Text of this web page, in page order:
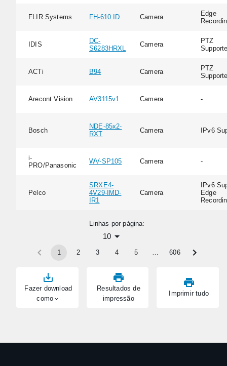
Fazer download
como
Resultados de
impressão
Imprimir tudo
FLIR Systems FH-610 ID Camera
Edge
IDIS
DC-
S6283HRXL
Camera
PTZ
ACTi B94 Camera
PTZ
Arecont Vision AV3115v1 Camera -
Bosch
NDE-85x2-
RXT
Camera IPv6
i-
PRO/Panasonic
WV-SP105 Camera -
Pelco
SRXE4-
4V29-IMD-
IR1
Camera
IPv6
Edge
Linhas por página:
10
1 2 3 4 5 … 606